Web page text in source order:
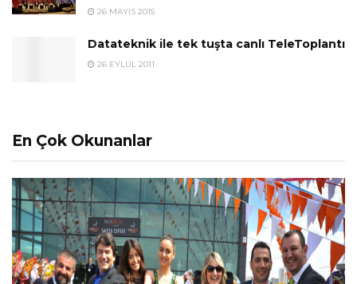
26 MAYIS 2015
Datateknik ile tek tuşta canlı TeleToplantı
26 EYLÜL 2011
En Çok Okunanlar